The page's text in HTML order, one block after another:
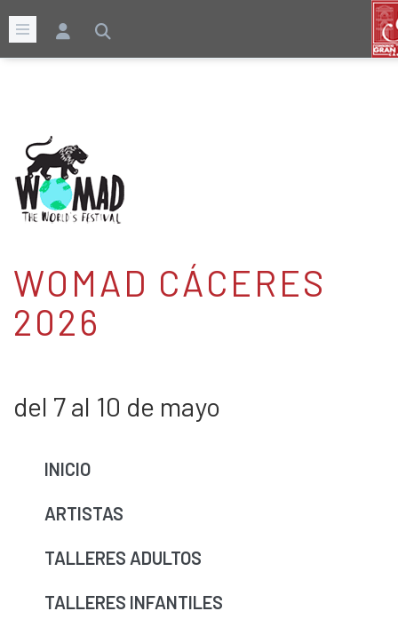
WOMAD CÁCERES
2026
del 7 al 10 de mayo
INICIO
ARTISTAS
TALLERES ADULTOS
TALLERES INFANTILES